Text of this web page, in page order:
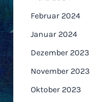
Februar 2024
Januar 2024
Dezember 2023
November 2023
Oktober 2023